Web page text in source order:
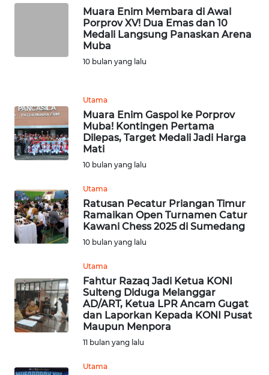
Muara Enim Membara di Awal
Porprov XV! Dua Emas dan 10
Medali Langsung Panaskan Arena
Muba
10 bulan yang lalu
Utama
Muara Enim Gaspol ke Porprov
Muba! Kontingen Pertama
Dilepas, Target Medali Jadi Harga
Mati
10 bulan yang lalu
Utama
Ratusan Pecatur Priangan Timur
Ramaikan Open Turnamen Catur
Kawani Chess 2025 di Sumedang
10 bulan yang lalu
Utama
Fahtur Razaq Jadi Ketua KONI
Sulteng Diduga Melanggar
AD/ART, Ketua LPR Ancam Gugat
dan Laporkan Kepada KONI Pusat
Maupun Menpora
11 bulan yang lalu
Utama
WN
WN
WN DELI
SERDANG
TINGGI
WN
PAKPAK
KARAWANG